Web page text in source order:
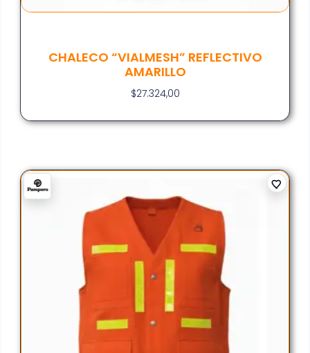
CHALECO “VIALMESH” REFLECTIVO
AMARILLO
$27.324,00